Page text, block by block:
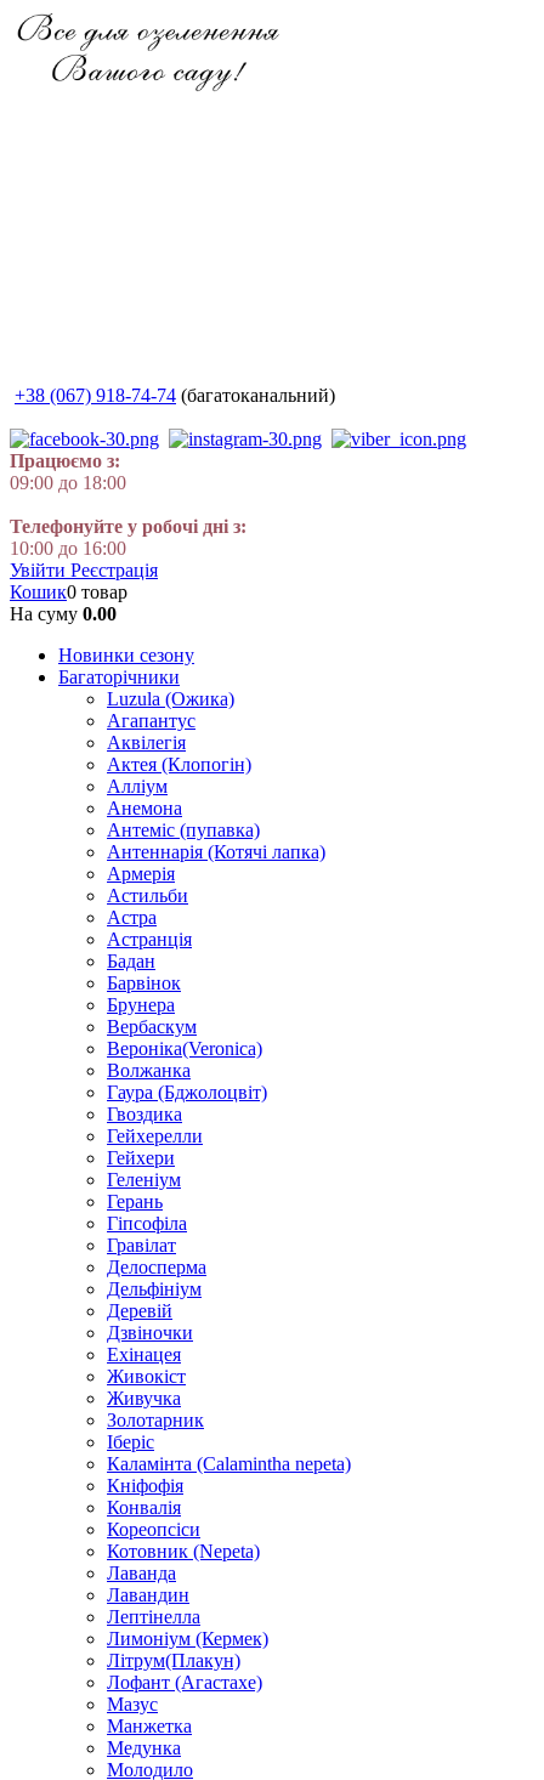
+38 (067) 918-74-74 (багатоканальний)
Працюємо з:
09:00 до 18:00
Телефонуйте у робочі дні з:
10:00 до 16:00
Увійти Реєстрація
Кошик0 товар
На суму 0.00
Новинки сезону
Багаторічники
Luzula (Ожика)
Агапантус
Аквілегія
Актея (Клопогін)
Алліум
Анемона
Антеміс (пупавка)
Антеннарія (Котячі лапка)
Армерія
Астильби
Астра
Астранція
Бадан
Барвінок
Брунера
Вербаскум
Вероніка(Veronica)
Волжанка
Гаура (Бджолоцвіт)
Гвоздика
Гейхерелли
Гейхери
Геленіум
Герань
Гіпсофіла
Гравілат
Делосперма
Дельфініум
Деревій
Дзвіночки
Ехінацея
Живокіст
Живучка
Золотарник
Іберіс
Каламінта (Calamintha nepeta)
Кніфофія
Конвалія
Кореопсіси
Котовник (Nepeta)
Лаванда
Лавандин
Лептінелла
Лимоніум (Кермек)
Літрум(Плакун)
Лофант (Агастахе)
Мазус
Манжетка
Медунка
Молодило